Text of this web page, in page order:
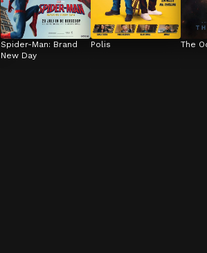
Spider-Man: Brand
New Day
Polis The